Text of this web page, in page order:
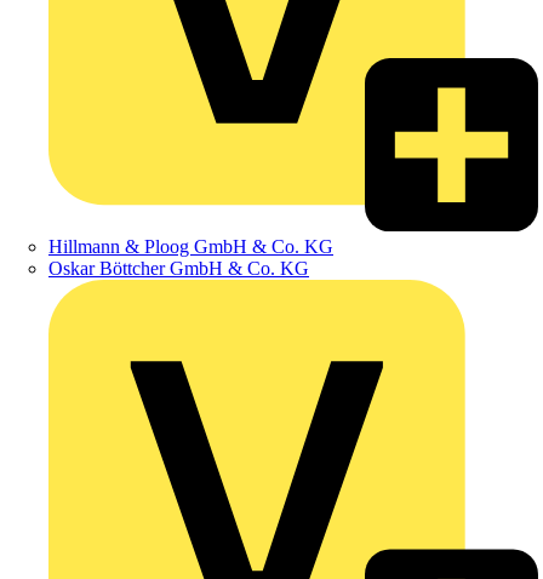
Hillmann & Ploog GmbH & Co. KG
Oskar Böttcher GmbH & Co. KG